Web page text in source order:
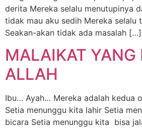
derita Mereka selalu menutupinya
tidak mau aku sedih Mereka selalu
Seakan-akan tidak ada masalah […]
MALAIKAT YANG
ALLAH
Ibu… Ayah… Mereka adalah kedua
Setia menunggu kita lahir Setia
bicara Setia menunggu kita bisa